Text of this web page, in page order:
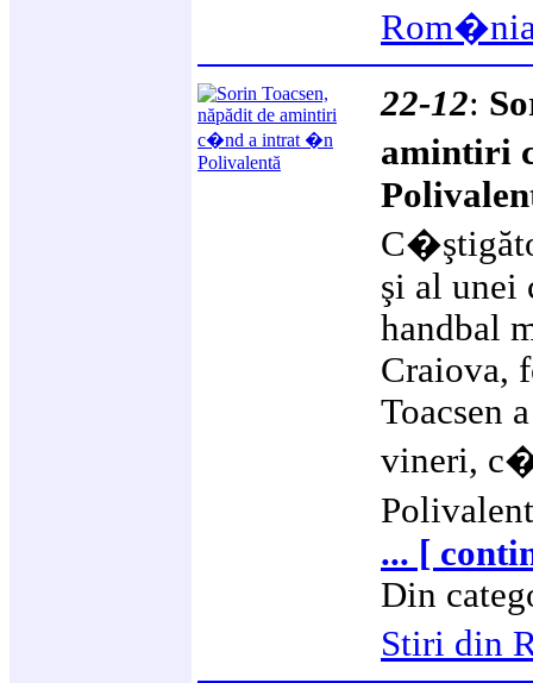
22-12:
amintiri
şi al unei
handbal
Craiova,
Toacsen
vineri,
... [
Din
Stiri din